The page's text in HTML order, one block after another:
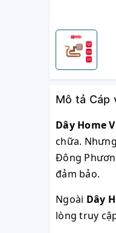
Mô tả Cáp
Dây Home
chữa.
Đông
đảm bảo.
Ngoài Dây
lòng truy